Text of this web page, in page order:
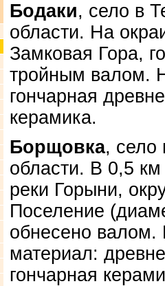
Бодаки, село в
области. На
Замковая Гора,
тройным валом.
гончарная
керамика.
Борщовка, село
области. В 0,5 км
реки Горыни,
Поселение
обнесено
материал:
гончарная